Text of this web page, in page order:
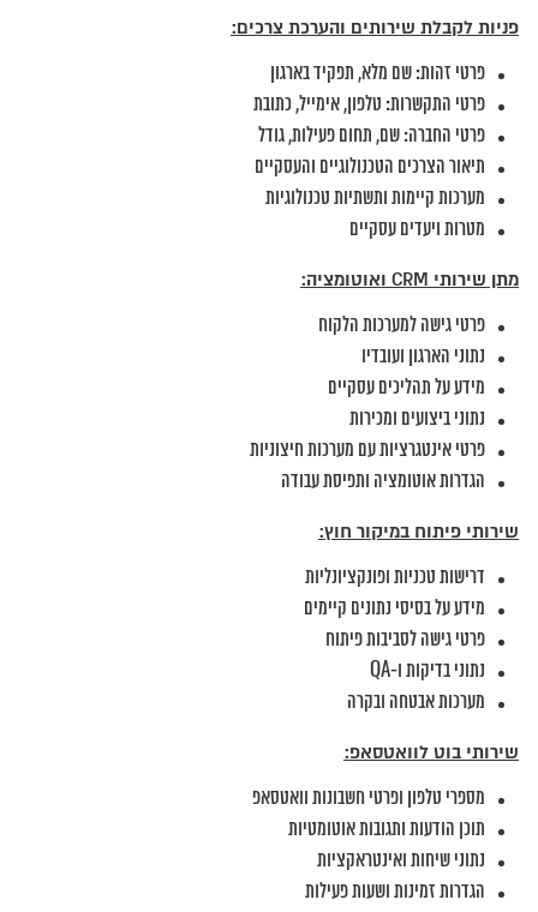
פניות לקבלת שירותים והערכת צרכים:
פרטי זהות: שם מלא, תפקיד בארגון
פרטי התקשרות: טלפון, אימייל, כתובת
פרטי החברה: שם, תחום פעילות, גודל
תיאור הצרכים הטכנולוגיים והעסקיים
מערכות קיימות ותשתיות טכנולוגיות
מטרות ויעדים עסקיים
מתן שירותי CRM ואוטומציה:
פרטי גישה למערכות הלקוח
נתוני הארגון ועובדיו
מידע על תהליכים עסקיים
נתוני ביצועים ומכירות
פרטי אינטגרציות עם מערכות חיצוניות
הגדרות אוטומציה ותפיסת עבודה
שירותי פיתוח במיקור חוץ:
דרישות טכניות ופונקציונליות
מידע על בסיסי נתונים קיימים
פרטי גישה לסביבות פיתוח
נתוני בדיקות ו-QA
מערכות אבטחה ובקרה
שירותי בוט לוואטסאפ:
מספרי טלפון ופרטי חשבונות וואטסאפ
תוכן הודעות ותגובות אוטומטיות
נתוני שיחות ואינטראקציות
הגדרות זמינות ושעות פעילות